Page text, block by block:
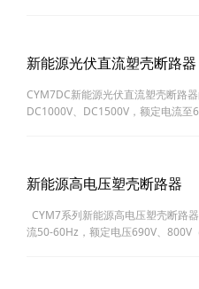
新能源光伏直流塑壳断路器
CYM7DC新能源光伏直流塑壳断路
DC1000V、DC1500V，额定电流
新能源高电压塑壳断路器
CYM7系列新能源高电压塑壳断路
流50-60Hz，额定电压690V、800V